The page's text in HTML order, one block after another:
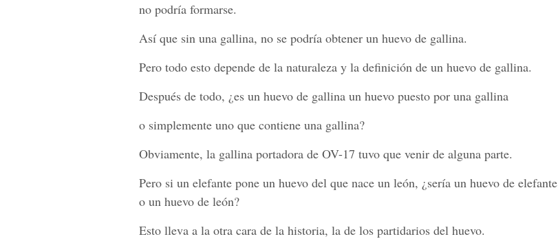
no podría formarse.
Así que sin una gallina, no se podría obtener un huevo de gallina.
Pero todo esto depende de la naturaleza y la definición de un huevo de gallina.
Después de todo, ¿es un huevo de gallina un huevo puesto por una gallina
o simplemente uno que contiene una gallina?
Obviamente, la gallina portadora de OV-17 tuvo que venir de alguna parte.
Pero si un elefante pone un huevo del que nace un león, ¿sería un huevo de elefante
o un huevo de león?
Esto lleva a la otra cara de la historia, la de los partidarios del huevo.